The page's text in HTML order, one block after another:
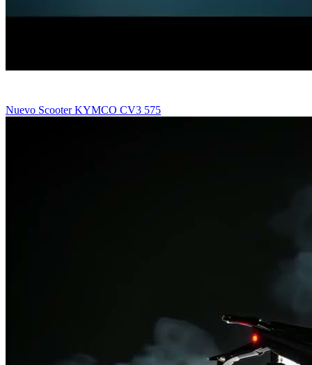
Nuevo Scooter KYMCO CV3 575